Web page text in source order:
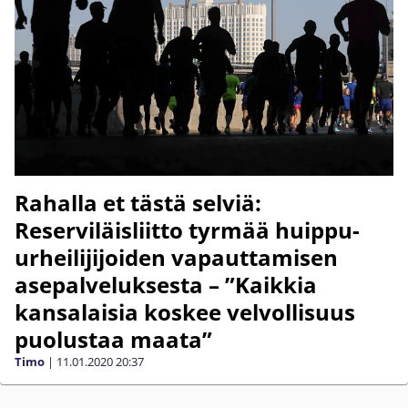
Rahalla et tästä selviä:
Reserviläisliitto tyrmää huippu-
urheilijijoiden vapauttamisen
asepalveluksesta – ”Kaikkia
kansalaisia koskee velvollisuus
puolustaa maata”
Timo | 11.01.202020:37